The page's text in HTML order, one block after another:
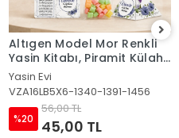
Altıgen Model Pembe
Renkli Yasin Kitabı, Piramit
Külah, Mevlüt Şekeri, Ayet-
el Kürsi Magnet, Karton
Çanta ve Tesbih
Yasin Evi
VZA16LB5X6-1340-1391
%20
56,00 TL
45,00 TL